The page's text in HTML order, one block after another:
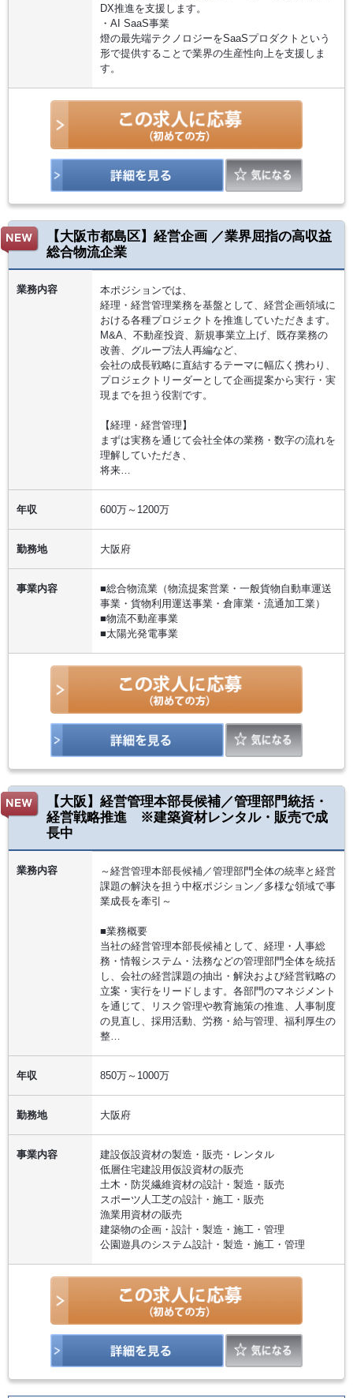
DX推進を支援します。
・AI SaaS事業
燈の最先端テクノロジーをSaaSプロダクトという
形で提供することで業界の生産性向上を支援しま
す。
【大阪市都島区】経営企画 ／業界屈指の高収益
総合物流企業
業務内容
本ポジションでは、
経理・経営管理業務を基盤として、経営企画領域に
おける各種プロジェクトを推進していただきます。
M&A、不動産投資、新規事業立上げ、既存業務の
改善、グループ法人再編など、
会社の成長戦略に直結するテーマに幅広く携わり、
プロジェクトリーダーとして企画提案から実行・実
現までを担う役割です。
【経理・経営管理】
まずは実務を通じて会社全体の業務・数字の流れを
理解していただき、
将来…
年収 600万～1200万
勤務地 大阪府
事業内容
■総合物流業（物流提案営業・一般貨物自動車運送
事業・貨物利用運送事業・倉庫業・流通加工業）
■物流不動産事業
■太陽光発電事業
【大阪】経営管理本部長候補／管理部門統括・
経営戦略推進 ※建築資材レンタル・販売で成
長中
業務内容
～経営管理本部長候補／管理部門全体の統率と経営
課題の解決を担う中枢ポジション／多様な領域で事
業成長を牽引～
■業務概要
当社の経営管理本部長候補として、経理・人事総
務・情報システム・法務などの管理部門全体を統括
し、会社の経営課題の抽出・解決および経営戦略の
立案・実行をリードします。各部門のマネジメント
を通じて、リスク管理や教育施策の推進、人事制度
の見直し、採用活動、労務・給与管理、福利厚生の
整…
年収 850万～1000万
勤務地 大阪府
事業内容
建設仮設資材の製造・販売・レンタル
低層住宅建設用仮設資材の販売
土木・防災繊維資材の設計・製造・販売
スポーツ人工芝の設計・施工・販売
漁業用資材の販売
建築物の企画・設計・製造・施工・管理
公園遊具のシステム設計・製造・施工・管理